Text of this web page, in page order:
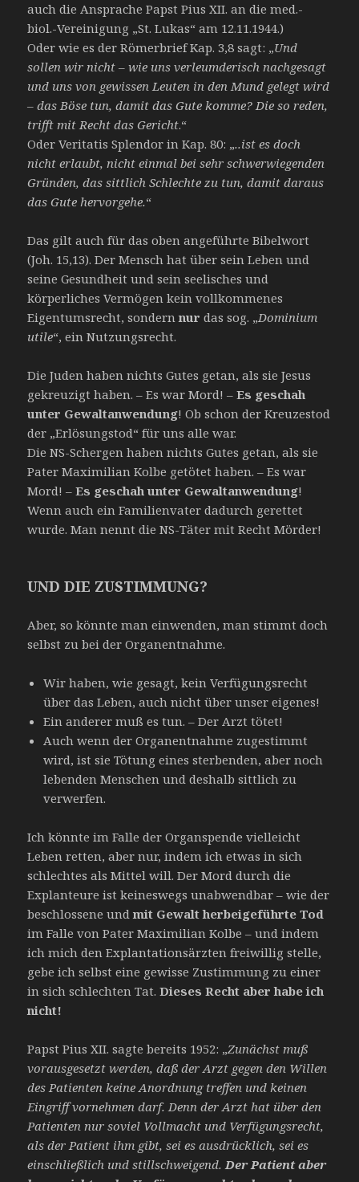
auch die Ansprache Papst Pius XII. an die med.-
biol.-Vereinigung „St. Lukas“ am 12.11.1944.)
Oder wie es der Römerbrief Kap. 3,8 sagt: „Und
sollen wir nicht – wie uns verleumderisch nachgesagt
und uns von gewissen Leuten in den Mund gelegt wird
– das Böse tun, damit das Gute komme? Die so reden,
trifft mit Recht das Gericht.“
Oder Veritatis Splendor in Kap. 80: „..ist es doch
nicht erlaubt, nicht einmal bei sehr schwerwiegenden
Gründen, das sittlich Schlechte zu tun, damit daraus
das Gute hervorgehe.“
Das gilt auch für das oben angeführte Bibelwort
(Joh. 15,13). Der Mensch hat über sein Leben und
seine Gesundheit und sein seelisches und
körperliches Vermögen kein vollkommenes
Eigentumsrecht, sondernnurdas sog. „Dominium
utile“, ein Nutzungsrecht.
Die Juden haben nichts Gutes getan, als sie Jesus
gekreuzigt haben. – Es war Mord! –Es geschah
unter Gewaltanwendung! Ob schon der Kreuzestod
der „Erlösungstod“ für uns alle war.
Die NS-Schergen haben nichts Gutes getan, als sie
Pater Maximilian Kolbe getötet haben. – Es war
Mord! –Es geschah unter Gewaltanwendung!
Wenn auch ein Familienvater dadurch gerettet
wurde. Man nennt die NS-Täter mit Recht Mörder!
UND DIE ZUSTIMMUNG?
Aber, so könnte man einwenden, man stimmt doch
selbst zu bei der Organentnahme.
Wir haben, wie gesagt, kein Verfügungsrecht
über das Leben, auch nicht über unser eigenes!
Ein anderer muß es tun. – Der Arzt tötet!
Auch wenn der Organentnahme zugestimmt
wird, ist sie Tötung eines sterbenden, aber noch
lebenden Menschen und deshalb sittlich zu
verwerfen.
Ich könnte im Falle der Organspende vielleicht
Leben retten, aber nur, indem ich etwas in sich
schlechtes als Mittel will. Der Mord durch die
Explanteure ist keineswegs unabwendbar – wie der
beschlossene undmit Gewalt herbeigeführte Tod
im Falle von Pater Maximilian Kolbe – und indem
ich mich den Explantationsärzten freiwillig stelle,
gebe ich selbst eine gewisse Zustimmung zu einer
in sich schlechten Tat.Dieses Recht aber habe ich
nicht!
Papst Pius XII. sagte bereits 1952: „Zunächst muß
vorausgesetzt werden, daß der Arzt gegen den Willen
des Patienten keine Anordnung treffen und keinen
Eingriff vornehmen darf. Denn der Arzt hat über den
Patienten nur soviel Vollmacht und Verfügungsrecht,
als der Patient ihm gibt, sei es ausdrücklich, sei es
einschließlich und stillschweigend. Der Patient aber